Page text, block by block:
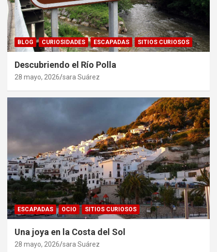
BLOG CURIOSIDADES ESCAPADAS SITIOS CURIOSOS
Descubriendo el Río Polla
28 mayo, 2026 sara Suárez
ESCAPADAS OCIO SITIOS CURIOSOS
Una joya en la Costa del Sol
28 mayo, 2026 sara Suárez